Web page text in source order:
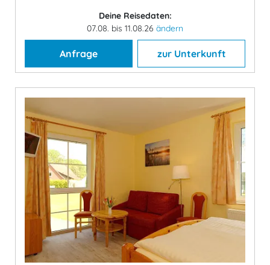
Deine Reisedaten:
07.08. bis 11.08.26 ändern
Anfrage zur Unterkunft